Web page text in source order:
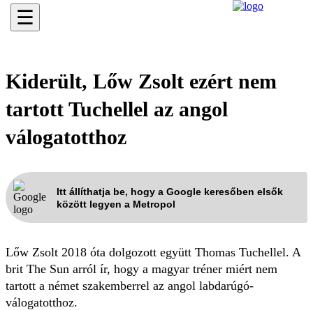
☰
Kiderült, Lőw Zsolt ezért nem
tartott Tuchellel az angol
válogatotthoz
Itt állíthatja be, hogy a Google keresőben elsők
között legyen a Metropol
Lőw Zsolt 2018 óta dolgozott együtt Thomas Tuchellel. A
brit The Sun arról ír, hogy a magyar tréner miért nem
tartott a német szakemberrel az angol labdarúgó-
válogatotthoz.